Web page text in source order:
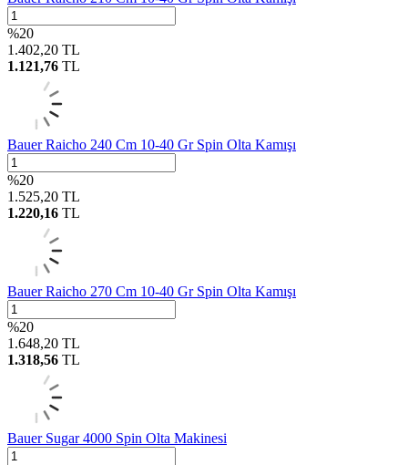
%20
1.402,20 TL
1.121,76 TL
Bauer Raicho 240 Cm 10-40 Gr Spin Olta Kamışı
%20
1.525,20 TL
1.220,16 TL
Bauer Raicho 270 Cm 10-40 Gr Spin Olta Kamışı
%20
1.648,20 TL
1.318,56 TL
Bauer Sugar 4000 Spin Olta Makinesi